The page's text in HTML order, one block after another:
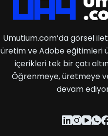
Umutium.com’da görsel
üretim ve Adobe eğitimleri
içerikleri tek bir çatı
Öğrenmeye, üretmeye
devam